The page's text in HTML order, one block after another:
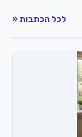
לכל הכתבות «